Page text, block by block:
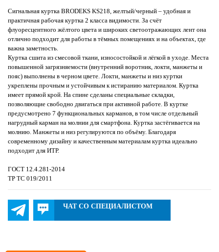
Сигнальная куртка BRODEKS KS218, желтый/черный – удобная и
практичная рабочая куртка 2 класса видимости. За счёт
флуоресцентного жёлтого цвета и широких светоотражающих лент она
отлично подходит для работы в тёмных помещениях и на объектах, где
важна заметность.
Куртка сшита из смесовой ткани, износостойкой и лёгкой в уходе. Места
повышенной загрязняемости (внутренний воротник, локти, манжеты и
пояс) выполнены в черном цвете. Локти, манжеты и низ куртки
укреплены прочным и устойчивым к истиранию материалом. Куртка
имеет прямой крой. На спине сделаны специальные складки,
позволяющие свободно двигаться при активной работе. В куртке
предусмотрено 7 функциональных карманов, в том числе отдельный
нагрудный карман на молнии для смартфона. Куртка застёгивается на
молнию. Манжеты и низ регулируются по объёму. Благодаря
современному дизайну и качественным материалам куртка идеально
подходит для ИТР.
ГОСТ 12.4.281-2014
ТР ТС 019/2011
ЧАТ СО СПЕЦИАЛИСТОМ